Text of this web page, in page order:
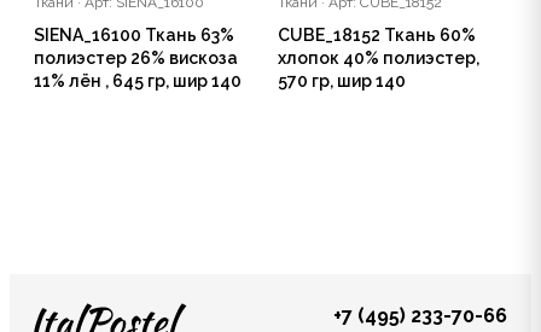
SIENA_16100 Ткань 63%
полиэстер 26% вискоза
11% лён , 645 гр, шир 140
CUBE_18152 Ткань 60%
хлопок 40% полиэстер,
570 гр, шир 140
+7 (495) 233-70-66